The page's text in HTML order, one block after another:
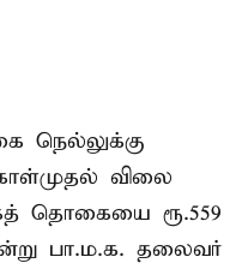
நெல்லுக்கு
விலை
தொகையை ரூ.559
பா.ம.க. தலைவர்